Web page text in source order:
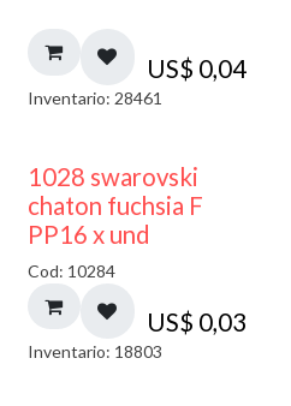
US$ 0,04
Inventario: 28461
1028 swarovski
chaton fuchsia F
PP16 x und
Cod: 10284
US$ 0,03
Inventario: 18803